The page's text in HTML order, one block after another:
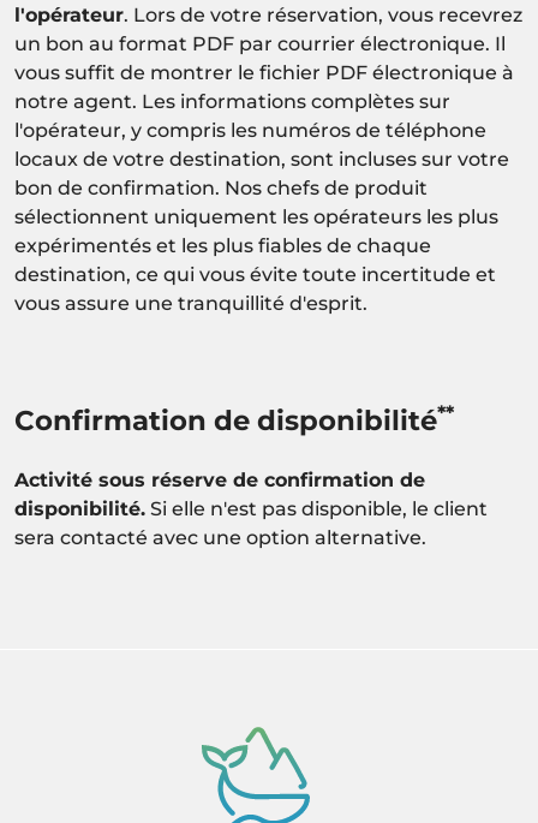
l'opérateur. Lors de votre réservation, vous recevrez
un bon au format PDF par courrier électronique. Il
vous suffit de montrer le fichier PDF électronique à
notre agent. Les informations complètes sur
l'opérateur, y compris les numéros de téléphone
locaux de votre destination, sont incluses sur votre
bon de confirmation. Nos chefs de produit
sélectionnent uniquement les opérateurs les plus
expérimentés et les plus fiables de chaque
destination, ce qui vous évite toute incertitude et
vous assure une tranquillité d'esprit.
Confirmation de disponibilité**
Activité sous réserve de confirmation de
disponibilité. Si elle n'est pas disponible, le client
sera contacté avec une option alternative.